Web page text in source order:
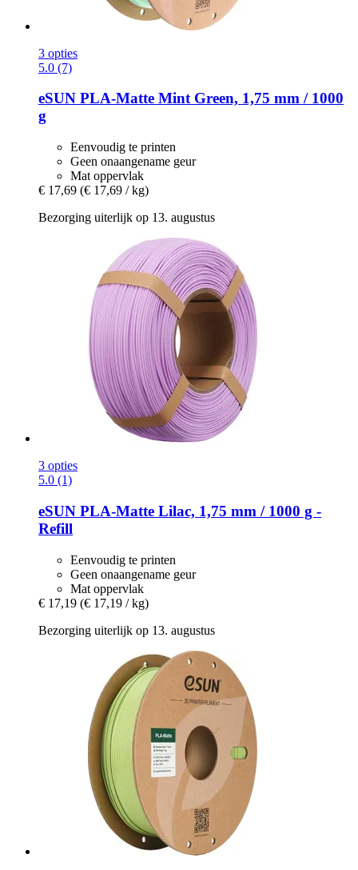
3 opties
5.0 (7)
eSUN PLA-​Matte Mint Green, 1,75 mm / 1000
g
Eenvoudig te printen
Geen onaangename geur
Mat oppervlak
€ 17,69 (€ 17,69 / kg)
Bezorging uiterlijk op 13. augustus
3 opties
5.0 (1)
eSUN PLA-​Matte Lilac, 1,75 mm / 1000 g -​
Refill
Eenvoudig te printen
Geen onaangename geur
Mat oppervlak
€ 17,19 (€ 17,19 / kg)
Bezorging uiterlijk op 13. augustus